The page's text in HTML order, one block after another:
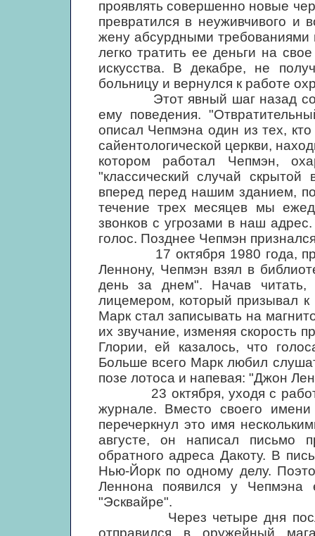
проявлять совершенно новые
превратился в неуживчивого и
жену абсурдными
легко тратить ее деньги на
искусства. В декабре, не
больницу и вернулся к работе
Этот явный шаг назад
ему поведения.
описал Чепмэна один из тех,
сайентологической церкви,
котором работал Чепмэн,
"классический случай
вперед перед нашим зданием,
течение трех месяцев мы
звонков с угрозами в наш
голос. Позднее Чепмэн
17 октября 1980 года,
Леннону, Чепмэн взял в
день за днем". Начав читать,
лицемером, который призывал
Марк стал записывать на
их звучание, изменяя скорость
Глории, ей казалось, что
Больше всего Марк любил
позе лотоса и напевая: "Джон
23 октября, уходя с работы,
журнале. Вместо своего
перечеркнул это имя
августе, он написал письмо
обратного адреса Дакоту. В
Нью-Йорк по одному делу.
Леннона появился у
"Эсквайре".
Через четыре дня после
отправился в оружейный